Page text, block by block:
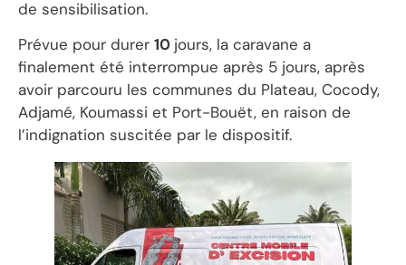
de sensibilisation.
Prévue pour durer 10 jours, la caravane a
finalement été interrompue après 5 jours, après
avoir parcouru les communes du Plateau, Cocody,
Adjamé, Koumassi et Port-Bouët, en raison de
l’indignation suscitée par le dispositif.